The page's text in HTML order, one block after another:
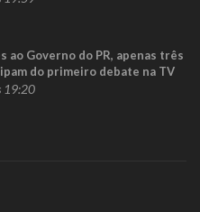
ao Governo do PR, apenas três
do primeiro debate na TV
19:20